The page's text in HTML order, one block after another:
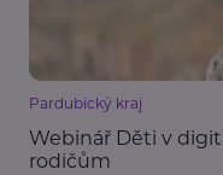
Pardubický kraj
Webinář Děti v
rodičům